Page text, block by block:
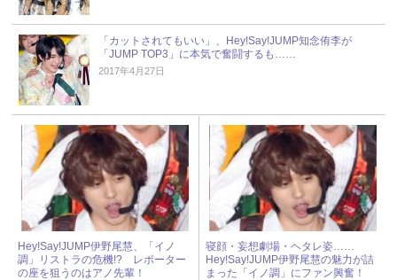
「カットされてもいい」、Hey!Say!JUMP知念侑李が
「JUMP TOP3」に本気で奮闘するも……
2017年4月27日
Hey!Say!JUMP伊野尾慧、「イノ
調」リストラの危機!? レポーター
の座を狙うのはアノ先輩！
寝顔・妄想劇場・ヘタレ姿……
Hey!Say!JUMP伊野尾慧の魅力が詰
まった「イノ調」にファン興奮！